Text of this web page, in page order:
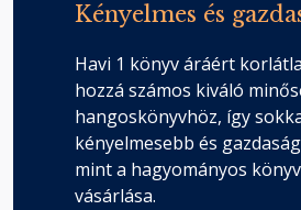
Kényelmes és
Havi 1 könyv áráért
hozzá számos kiváló
hangoskönyvhöz, így
kényelmesebb és
mint a hagyományos
vásárlása.